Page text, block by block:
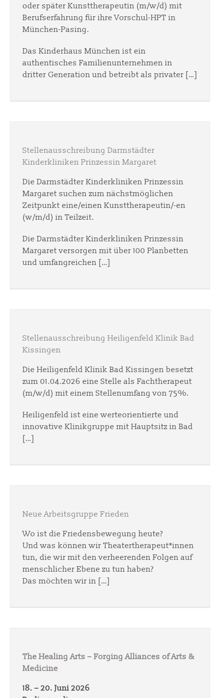
oder später Kunsttherapeutin (m/w/d) mit
Berufserfahrung für ihre Vorschul-HPT in
München-Pasing.
Das Kinderhaus München ist ein
authentisches Familienunternehmen in
dritter Generation und betreibt als privater […]
Stellenausschreibung Darmstädter
Kinderkliniken Prinzessin Margaret
Die Darmstädter Kinderkliniken Prinzessin
Margaret suchen zum nächstmöglichen
Zeitpunkt eine/einen Kunsttherapeutin/-en
(w/m/d) in Teilzeit.
Die Darmstädter Kinderkliniken Prinzessin
Margaret versorgen mit über 100 Planbetten
und umfangreichen […]
Stellenausschreibung Heiligenfeld Klinik Bad
Kissingen
Die Heiligenfeld Klinik Bad Kissingen besetzt
zum 01.04.2026 eine Stelle als Fachtherapeut
(m/w/d) mit einem Stellenumfang von 75%.
Heiligenfeld ist eine werteorientierte und
innovative Klinikgruppe mit Hauptsitz in Bad
[…]
Neue Arbeitsgruppe Frieden
Wo ist die Friedensbewegung heute?
Und was können wir Theatertherapeut*innen
tun, die wir mit den verheerenden Folgen auf
menschlicher Ebene zu tun haben?
Das möchten wir in […]
The Healing Arts – Forging Alliances of Arts &
Medicine
18. – 20. Juni 2026